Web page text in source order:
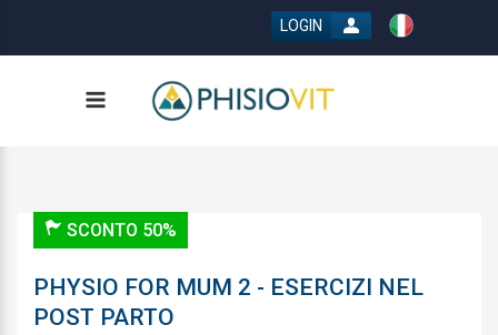
LOGIN
SCONTO 50%
PHYSIO FOR MUM 2 - ESERCIZI NEL
POST PARTO